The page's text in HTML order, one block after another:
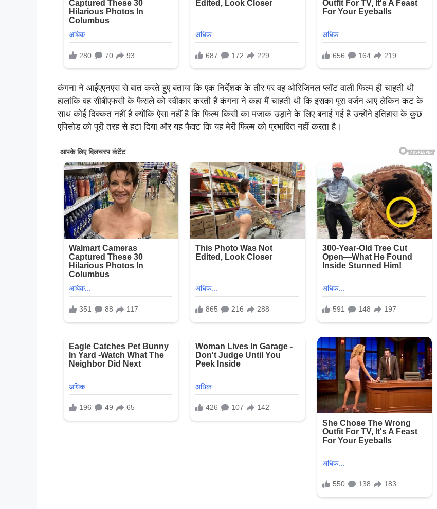
कंगना ने आईएएनएस से बात करते हुए बताया कि एक निर्देशक के तौर पर वह ओरिजिनल प्लॉट वाली फिल्म ही चाहती थी
हालांकि वह सीबीएफसी के फैसले को स्वीकार करती हैं कंगना ने कहा मैं चाहती थी कि इसका पूरा वर्जन आए लेकिन कट के
साथ कोई दिक्कत नहीं है क्योंकि ऐसा नहीं है कि फिल्म किसी का मजाक उड़ाने के लिए बनाई गई है उन्होंने इतिहास के कुछ
एपिसोड को पूरी तरह से हटा दिया और यह फैक्ट कि यह मेरी फिल्म को प्रभावित नहीं करता है।